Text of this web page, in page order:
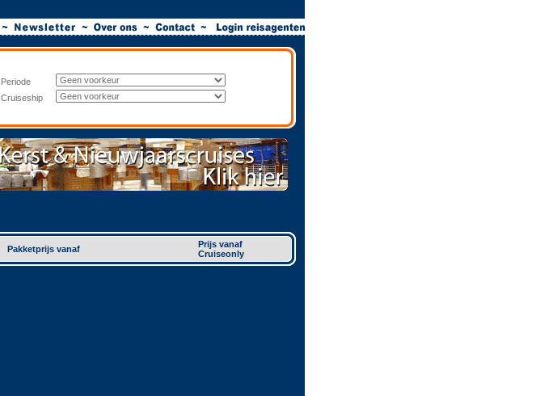
Periode
Cruiseship
Pakketprijs vanaf
Prijs vanaf
Cruiseonly